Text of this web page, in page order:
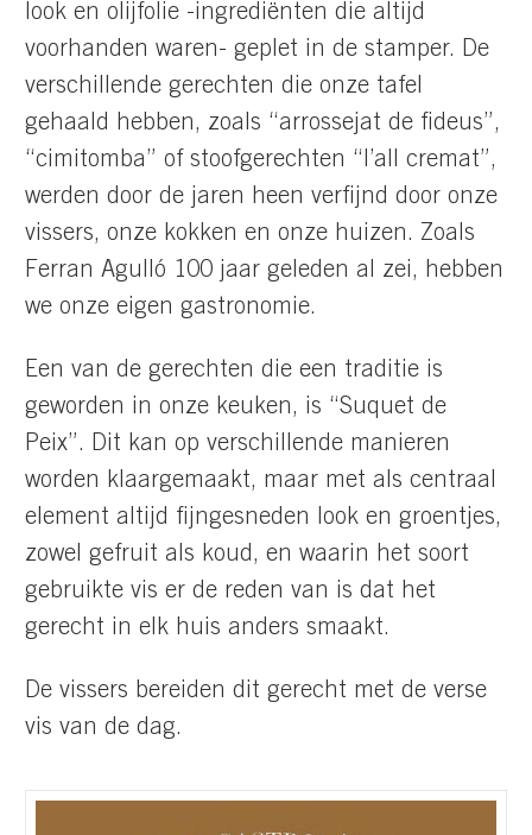
look en olijfolie -ingrediënten die altijd
voorhanden waren- geplet in de stamper. De
verschillende gerechten die onze tafel
gehaald hebben, zoals “arrossejat de fideus”,
“cimitomba” of stoofgerechten “l’all cremat”,
werden door de jaren heen verfijnd door onze
vissers, onze kokken en onze huizen. Zoals
Ferran Agulló 100 jaar geleden al zei, hebben
we onze eigen gastronomie.
Een van de gerechten die een traditie is
geworden in onze keuken, is “Suquet de
Peix”. Dit kan op verschillende manieren
worden klaargemaakt, maar met als centraal
element altijd fijngesneden look en groentjes,
zowel gefruit als koud, en waarin het soort
gebruikte vis er de reden van is dat het
gerecht in elk huis anders smaakt.
De vissers bereiden dit gerecht met de verse
vis van de dag.